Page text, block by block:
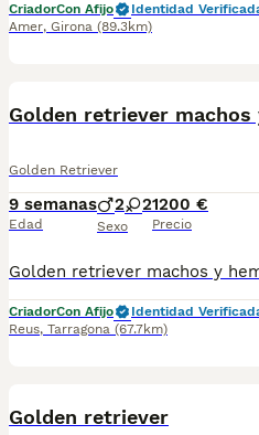
CriadorCon Afijo
Identidad
Amer, Girona (89.3km)
Golden retriever machos
Golden Retriever
9 semanas
Edad
2 2
Sexo
1200 €
Precio
CriadorCon Afijo
Identidad
Reus, Tarragona (67.7km)
Golden retriever